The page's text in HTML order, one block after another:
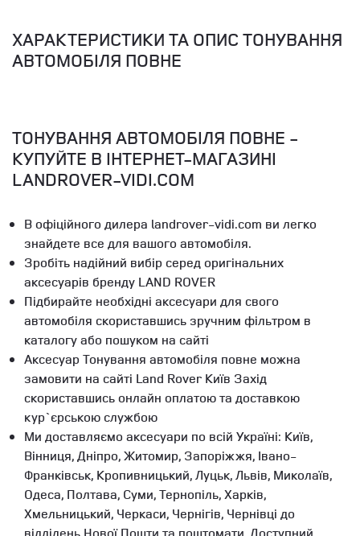
ХАРАКТЕРИСТИКИ ТА ОПИС ТОНУВАННЯ
АВТОМОБІЛЯ ПОВНЕ
ТОНУВАННЯ АВТОМОБІЛЯ ПОВНЕ -
КУПУЙТЕ В ІНТЕРНЕТ-МАГАЗИНІ
LANDROVER-VIDI.COM
В офіційного дилера landrover-vidi.com ви легко
знайдете все для вашого автомобіля.
Зробіть надійний вибір серед оригінальних
аксесуарів бренду LAND ROVER
Підбирайте необхідні аксесуари для свого
автомобіля скориставшись зручним фільтром в
каталогу або пошуком на сайті
Аксесуар Тонування автомобіля повне можна
замовити на сайті Land Rover Київ Захід
скориставшись онлайн оплатою та доставкою
кур`єрською службою
Ми доставляємо аксесуари по всій Україні: Київ,
Вінниця, Дніпро, Житомир, Запоріжжя, Івано-
Франківськ, Кропивницький, Луцьк, Львів, Миколаїв,
Одеса, Полтава, Суми, Тернопіль, Харків,
Хмельницький, Черкаси, Чернігів, Чернівці до